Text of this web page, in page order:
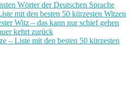
Wörter der Deutschen Sprache
mit den besten 50 kürzesten Witzen
Witz – das kann nur schief gehen
kehrt zurück
– Liste mit den besten 50 kürzesten